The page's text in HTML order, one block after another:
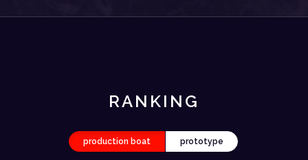
RANKING
production boat prototype